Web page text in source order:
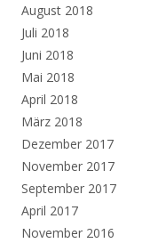
August 2018
Juli 2018
Juni 2018
Mai 2018
April 2018
März 2018
Dezember 2017
November 2017
September 2017
April 2017
November 2016